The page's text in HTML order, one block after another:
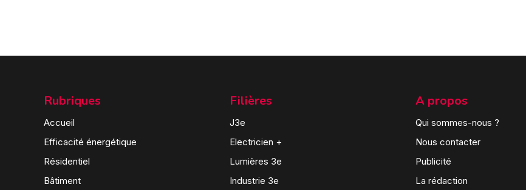
Rubriques
Accueil
Efficacité énergétique
Résidentiel
Bâtiment
Filières
J3e
Electricien +
Lumières 3e
Industrie 3e
A propos
Qui sommes-nous ?
Nous contacter
Publicité
La rédaction